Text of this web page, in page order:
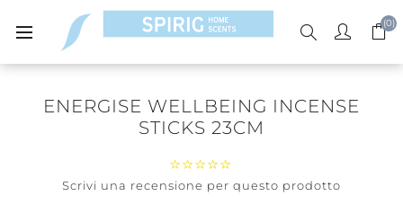
(0)
ENERGISE WELLBEING INCENSE
STICKS 23CM
Scrivi una recensione per questo prodotto